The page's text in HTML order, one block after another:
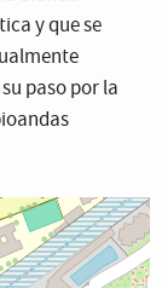
y que se
paso por la